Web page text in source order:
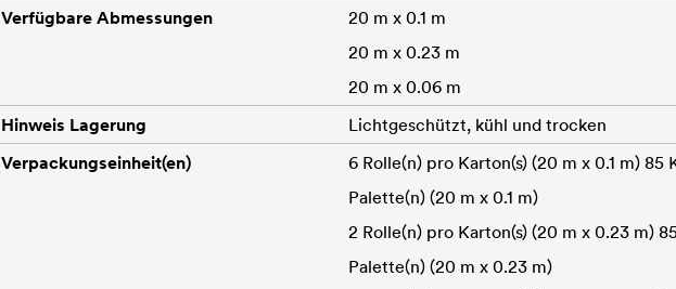
Verfügbare Abmessungen
20 m x 0.1 m
20 m x 0.23 m
20 m x 0.06 m
Hinweis Lagerung
Lichtgeschützt, kühl und trocken
Verpackungseinheit(en)
6 Rolle(n) pro Karton(s) (20 m x 0.1 m) 85
Palette(n) (20 m x 0.1 m)
2 Rolle(n) pro Karton(s) (20 m x 0.23 m)
Palette(n) (20 m x 0.23 m)